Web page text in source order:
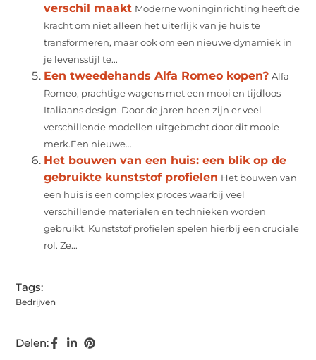
verschil maakt Moderne woninginrichting heeft de
kracht om niet alleen het uiterlijk van je huis te
transformeren, maar ook om een nieuwe dynamiek in
je levensstijl te...
Een tweedehands Alfa Romeo kopen? Alfa
Romeo, prachtige wagens met een mooi en tijdloos
Italiaans design. Door de jaren heen zijn er veel
verschillende modellen uitgebracht door dit mooie
merk.Een nieuwe...
Het bouwen van een huis: een blik op de
gebruikte kunststof profielen Het bouwen van
een huis is een complex proces waarbij veel
verschillende materialen en technieken worden
gebruikt. Kunststof profielen spelen hierbij een cruciale
rol. Ze...
Tags:
Bedrijven
Delen: